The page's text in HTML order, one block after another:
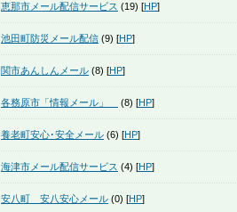
恵那市メール配信サービス (19) [HP]
池田町防災メール配信 (9) [HP]
関市あんしんメール (8) [HP]
各務原市「情報メール」 (8) [HP]
養老町安心･安全メール (6) [HP]
海津市メール配信サービス (4) [HP]
安八町 安八安心メール (0) [HP]